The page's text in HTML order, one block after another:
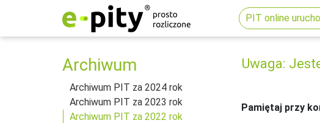
PIT online
Archiwum
Archiwum PIT za 2024 rok
Archiwum PIT za 2023 rok
Archiwum PIT za 2022 rok
Uwaga:
Pamiętaj przy